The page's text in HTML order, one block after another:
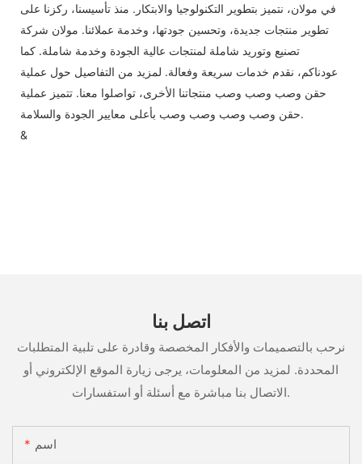
في مولان، نتميز بتطوير التكنولوجيا والابتكار. منذ تأسيسنا، ركزنا على
تطوير منتجات جديدة، وتحسين جودتها، وخدمة عملائنا. مولان شركة
تصنيع وتوريد شاملة لمنتجات عالية الجودة وخدمة شاملة. كما
عودناكم، نقدم خدمات سريعة وفعالة. لمزيد من التفاصيل حول عملية
حقن وصب وصب وصب منتجاتنا الأخرى، تواصلوا معنا. تتميز عملية
حقن وصب وصب وصب وصب بأعلى معايير الجودة والسلامة.
&
اتصل بنا
نرحب بالتصميمات والأفكار المخصصة وقادرة على تلبية المتطلبات
المحددة. لمزيد من المعلومات، يرجى زيارة الموقع الإلكتروني أو
الاتصال بنا مباشرة مع أسئلة أو استفسارات.
اسم